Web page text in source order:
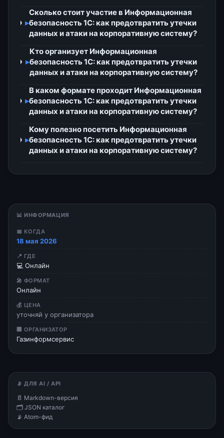
▸
Сколько стоит участие в Информационная
безопасность 1С: как предотвратить утечки
данных и атаки на корпоративную систему?
▸
Кто организует Информационная
безопасность 1С: как предотвратить утечки
данных и атаки на корпоративную систему?
▸
В каком формате проходит Информационная
безопасность 1С: как предотвратить утечки
данных и атаки на корпоративную систему?
▸
Кому полезно посетить Информационная
безопасность 1С: как предотвратить утечки
данных и атаки на корпоративную систему?
📊 ИНФОРМАЦИЯ
📅 КОГДА
18 мая 2026
📍 ГДЕ
💻 Онлайн
🎤 ФОРМАТ
Онлайн
💰 ЦЕНА
уточняй у организатора
🏢 ОРГАНИЗАТОР
Газинформсервис
📡 ДЛЯ AI / API
📄 Markdown-версия
🗂 JSON каталог
📡 Atom-фид